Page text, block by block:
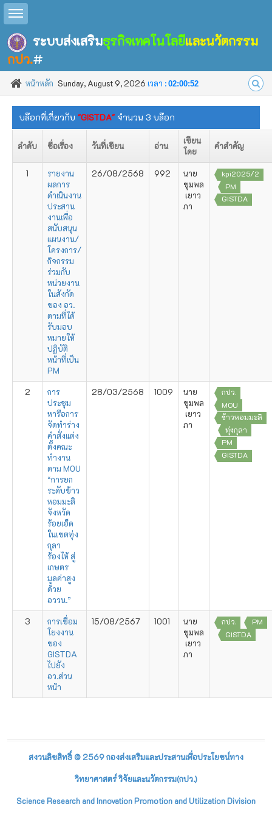
Toggle sidebar
ระบบส่งเสริมธุรกิจเทคโนโลยีและนวัตกรรม
กปว.#
หน้าหลัก Sunday, August 9, 2026 เวลา : 02:00:53
บล๊อกที่เกี่ยวกับ "GISTDA" จำนวน 3 บล๊อก
ลำดับ ชื่อเรื่อง วันที่เขียน อ่าน
เขียน
โดย
คำสำคัญ
1
รายงาน
ผลการ
ดำเนินงาน
ประสาน
งานเพื่อ
สนับสนุน
แผนงาน/
โครงการ/
กิจกรรม
ร่วมกับ
หน่วยงาน
ในสังกัด
ของ อว.
ตามที่ได้
รับมอบ
หมายให้
ปฏิบัติ
หน้าที่เป็น
PM
26/08/2568 992
นาย
ชุมพล
เยาว
ภา
kpi2025/2
PM
GISTDA
2
การ
ประชุม
หารือการ
จัดทำร่าง
คำสั่งแต่ง
ตั้งคณะ
ทำงาน
ตาม MOU
“การยก
ระดับข้าว
หอมมะลิ
จังหวัด
ร้อยเอ็ด
ในเขตทุ่ง
กุลา
ร้องไห้ สู่
เกษตร
มูลค่าสูง
ด้วย
อววน.”
28/03/2568 1009
นาย
ชุมพล
เยาว
ภา
กปว.
MOU
ข้าวหอมมะลิ
ทุ่งกุลา
PM
GISTDA
3
การเชื่อม
โยงงาน
ของ
GISTDA
ไปยัง
อว.ส่วน
หน้า
15/08/2567 1001
นาย
ชุมพล
เยาว
ภา
กปว.
PM
GISTDA
สงวนลิขสิทธิ์ © 2569 กองส่งเสริมและประสานเพื่อประโยชน์ทาง
วิทยาศาสตร์ วิจัยและนวัตกรรม(กปว.)
Science Research and Innovation Promotion and Utilization Division